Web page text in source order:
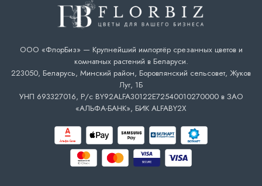
ООО «ФлорБиз» — Крупнейший импортёр срезанных цветов и
комнатных растений в Беларуси.
223050, Беларусь, Минский район, Боровлянский сельсовет, Жуков
Луг, 1Б
УНП 693327016, Р/с BY92ALFA30122E72540010270000 в ЗАО
«АЛЬФА-БАНК», БИК ALFABY2X